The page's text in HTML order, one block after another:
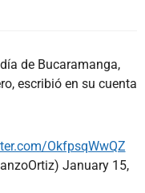
de Bucaramanga,
escribió en su cuenta
OkfpsqWwQZ
January 15,